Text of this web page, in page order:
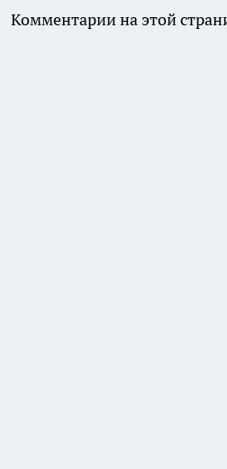
Комментарии на этой